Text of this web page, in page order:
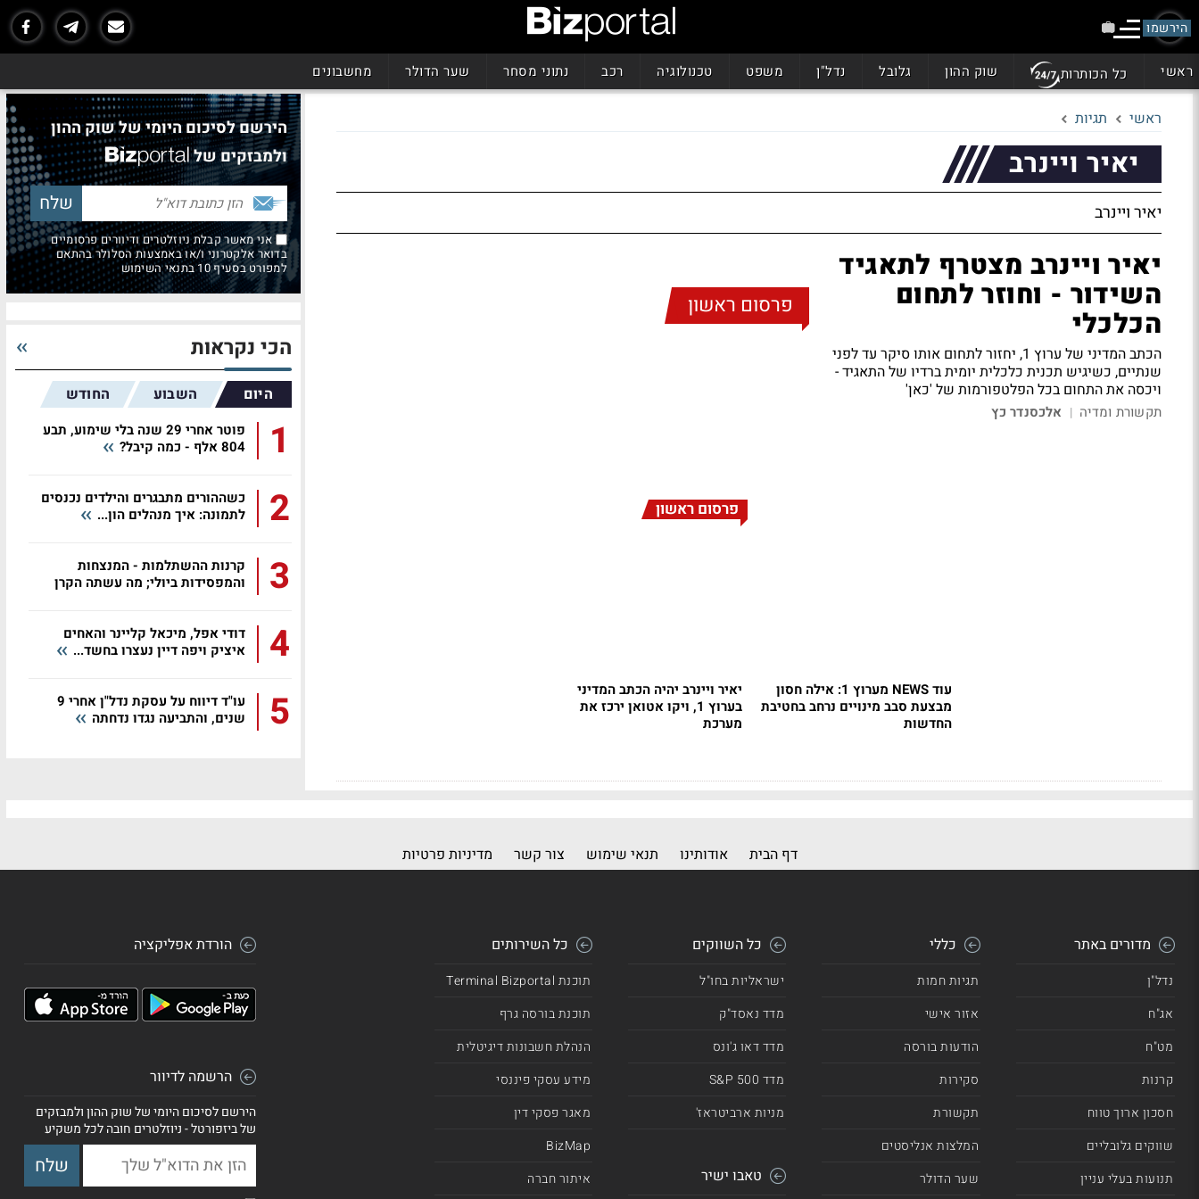
הירשמו
ראשי כל הכותרות שוק ההון גלובל נדל"ן משפט טכנולוגיה רכב נתוני מסחר שער הדולר מחשבונים
ראשי תגיות
יאיר ויינרב
יאיר ויינרב
יאיר ויינרב מצטרף לתאגיד
השידור - וחוזר לתחום
הכלכלי
הכתב המדיני של ערוץ 1, יחזור לתחום אותו סיקר עד לפני
שנתיים, כשיגיש תכנית כלכלית יומית ברדיו של התאגיד -
ויכסה את התחום בכל הפלטפורמות של 'כאן'
תקשורת ומדיה | אלכסנדר כץ
פרסום ראשון
עוד NEWS מערוץ 1: אילה חסון
מבצעת סבב מינויים נרחב בחטיבת
החדשות
פרסום ראשון
יאיר ויינרב יהיה הכתב המדיני
בערוץ 1, ויקו אטואן ירכז את
מערכת
הירשם לסיכום היומי של שוק ההון
ולמבזקים של
אני מאשר קבלת ניוזלטרים ודיוורים פרסומיים
בדואר אלקטרוני ו/או באמצעות הסלולר בהתאם
למפורט בסעיף 10 בתנאי השימוש
הכי נקראות
היום השבוע החודש
1
פוטר אחרי 29 שנה בלי שימוע, תבע
804 אלף - כמה קיבל?
2
כשההורים מתבגרים והילדים נכנסים
לתמונה: איך מנהלים הון...
3
קרנות ההשתלמות - המנצחות
והמפסידות ביולי; מה עשתה הקרן
4
דודי אפל, מיכאל קליינר והאחים
איציק ויפה דיין נעצרו בחשד...
5
עו"ד דיווח על עסקת נדל"ן אחרי 9
שנים, והתביעה נגדו נדחתה
דף הבית אודותינו תנאי שימוש צור קשר מדיניות פרטיות
מדורים באתר
נדל"ן
אג"ח
מט"ח
קרנות
חסכון ארוך טווח
שווקים גלובליים
תנועות בעלי עניין
כללי
תגיות חמות
אזור אישי
הודעות בורסה
סקירות
תקשורת
המלצות אנליסטים
שער הדולר
כל השווקים
ישראליות בחו"ל
מדד נאסד"ק
מדד דאו ג'ונס
מדד 500 S&P
מניות ארביטראז'
טאבו ישיר
כל השירותים
תוכנת Terminal Bizportal
תוכנת בורסה גרף
הנהלת חשבונות דיגיטלית
מידע עסקי פיננסי
מאגר פסקי דין
BizMap
איתור חברה
הורדת אפליקציה
הרשמה לדיוור
הירשם לסיכום היומי של שוק ההון ולמבזקים
של ביזפורטל - ניוזלטרים חובה לכל משקיע